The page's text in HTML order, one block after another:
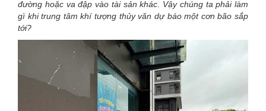
đường hoặc va đập vào tài sản khác. Vậy chúng ta phải làm
gì khi trung tâm khí tượng thủy văn dự báo một cơn bão sắp
tới?